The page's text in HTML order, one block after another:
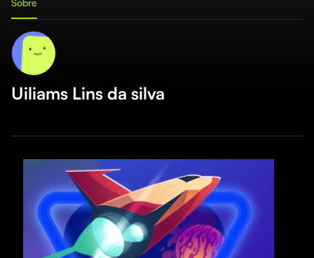
Sobre
Uiliams Lins da silva